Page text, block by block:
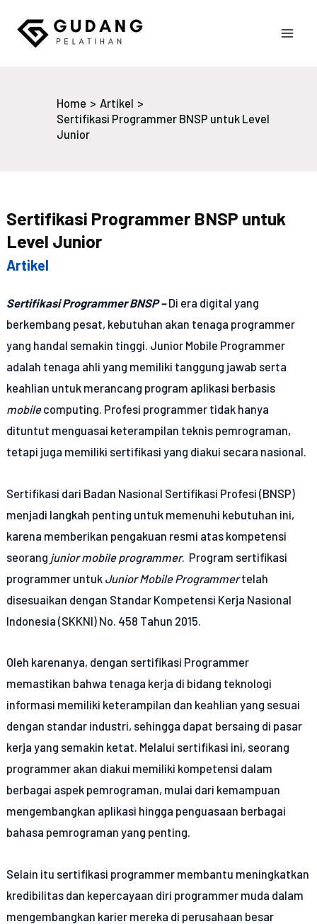
content
Home
Artikel
Sertifikasi Programmer BNSP untuk Level
Junior
Sertifikasi Programmer BNSP untuk
Level Junior
Artikel
Sertifikasi Programmer BNSP – Di era digital yang
berkembang pesat, kebutuhan akan tenaga programmer
yang handal semakin tinggi. Junior Mobile Programmer
adalah tenaga ahli yang memiliki tanggung jawab serta
keahlian untuk merancang program aplikasi berbasis
mobilecomputing. Profesi programmer tidak hanya
dituntut menguasai keterampilan teknis pemrograman,
tetapi juga memiliki sertifikasi yang diakui secara nasional.
Sertifikasi dari Badan Nasional Sertifikasi Profesi (BNSP)
menjadi langkah penting untuk memenuhi kebutuhan ini,
karena memberikan pengakuan resmi atas kompetensi
seorang junior mobile programmer. Program sertifikasi
programmer untuk Junior Mobile Programmertelah
disesuaikan dengan Standar Kompetensi Kerja Nasional
Indonesia (SKKNI) No. 458 Tahun 2015.
Oleh karenanya, dengan sertifikasi Programmer
memastikan bahwa tenaga kerja di bidang teknologi
informasi memiliki keterampilan dan keahlian yang sesuai
dengan standar industri, sehingga dapat bersaing di pasar
kerja yang semakin ketat. Melalui sertifikasi ini, seorang
programmer akan diakui memiliki kompetensi dalam
berbagai aspek pemrograman, mulai dari kemampuan
mengembangkan aplikasi hingga penguasaan berbagai
bahasa pemrograman yang penting.
Selain itu sertifikasi programmer membantu meningkatkan
kredibilitas dan kepercayaan diri programmer muda dalam
mengembangkan karier mereka di perusahaan besar